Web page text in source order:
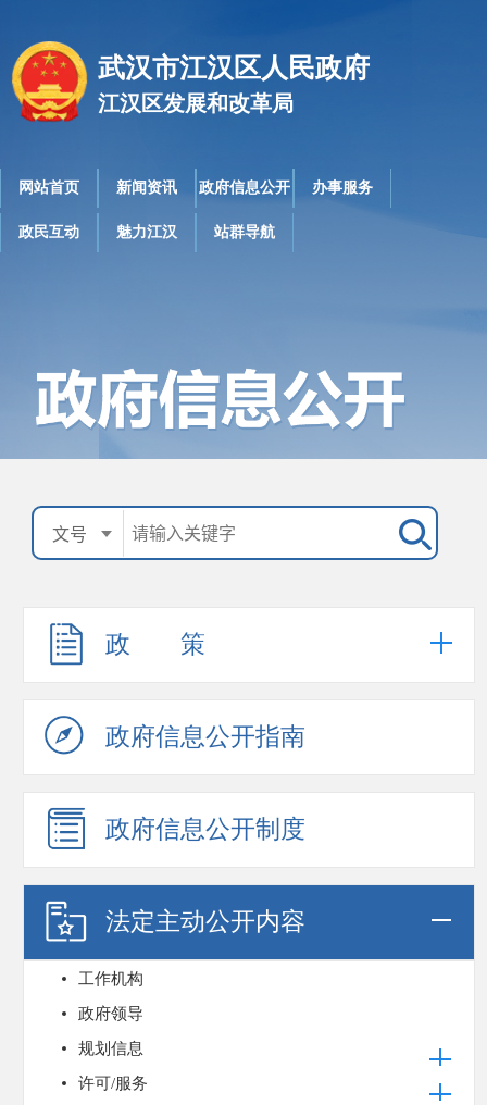
武汉市江汉区人民政府
江汉区发展和改革局
网站首页 新闻资讯 政府信息公开 办事服务
政民互动 魅力江汉 站群导航
政 策
政府信息公开指南
政府信息公开制度
法定主动公开内容
工作机构
政府领导
规划信息
许可/服务